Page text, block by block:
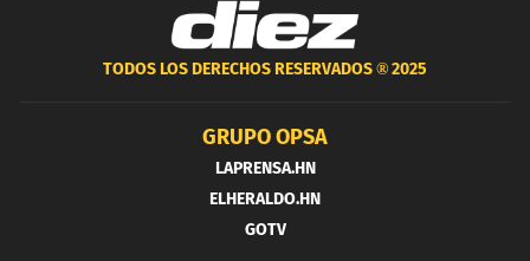
TODOS LOS DERECHOS RESERVADOS ®2025
GRUPO OPSA
LAPRENSA.HN
ELHERALDO.HN
GOTV